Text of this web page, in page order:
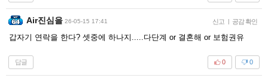
Air진심을 26-05-15 17:41 신고 | 공감 확인
갑자기 연락을 한다? 셋중에 하나지.....다단계 or 결혼해 or 보험권유
답글 0
0